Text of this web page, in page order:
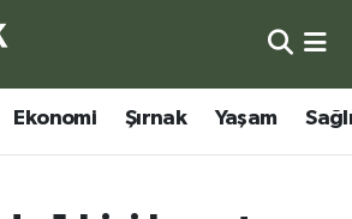
Ekonomi Şırnak Yaşam
Eczaneler
Vakitleri